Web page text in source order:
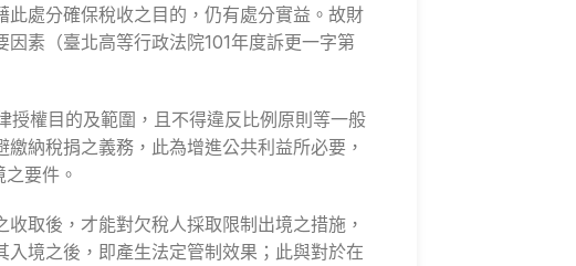
處分確保稅收之目的，仍有處分實益。故財
素（臺北高等行政法院101年度訴更一字第
權目的及範圍，且不得違反比例原則等一般
納稅捐之義務，此為增進公共利益所必要，
要件。
取後，才能對欠稅人採取限制出境之措施，
境之後，即產生法定管制效果；此與對於在